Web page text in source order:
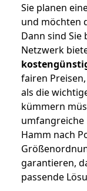
Sie planen
und möchten
Dann sind
Netzwerk
fairen
als die
kümmern
Hamm nach
garantieren,
passende